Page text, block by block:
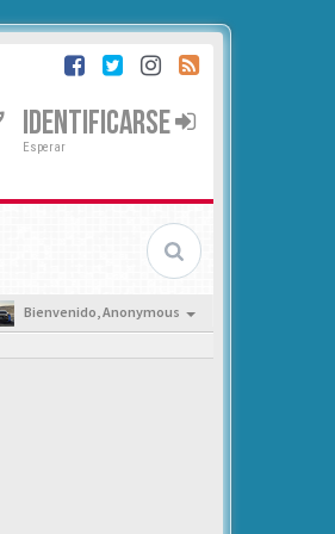
IDENTIFICARSE
Esperar
Bienvenido,Anonymous